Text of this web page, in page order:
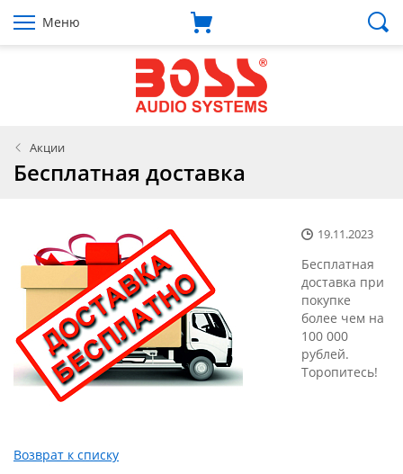
Меню
Акции
Бесплатная доставка
19.11.2023
Бесплатная
доставка при
покупке
более чем на
100 000
рублей.
Торопитесь!
Возврат к списку